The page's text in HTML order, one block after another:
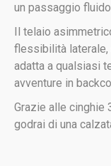
un passaggio
Il telaio
flessibilità laterale,
adatta a qualsiasi
avventure in
Grazie alle cinghie
godrai di una